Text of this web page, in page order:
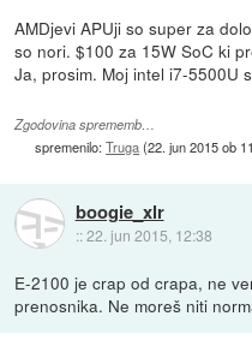
AMDjevi APUji so super za
so nori. $100 za 15W SoC ki
Ja, prosim. Moj intel i7-5500U
Zgodovina sprememb…
spremenilo:Truga(22. jun 2015 ob
boogie_xlr
::22. jun 2015, 12:38
E-2100 je crap od crapa, ne
prenosnika. Ne moreš niti